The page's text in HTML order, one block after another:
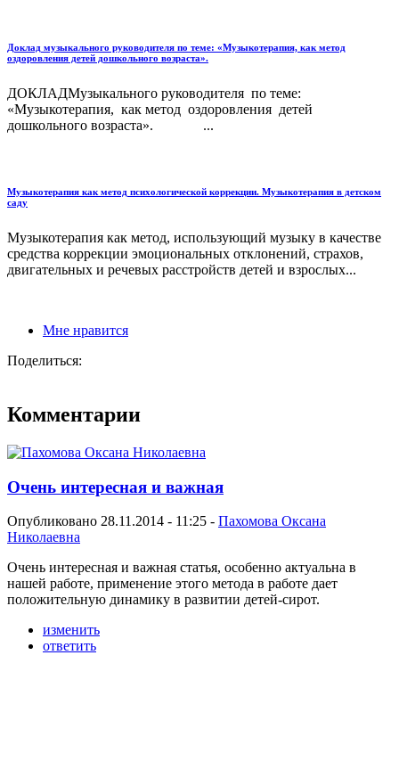
Доклад музыкального руководителя по теме: «Музыкотерапия, как метод
оздоровления детей дошкольного возраста».
ДОКЛАДМузыкального руководителя по теме:
«Музыкотерапия, как метод оздоровления детей
дошкольного возраста». ...
Музыкотерапия как метод психологической коррекции. Музыкотерапия в детском
саду
Музыкотерапия как метод, использующий музыку в качестве
средства коррекции эмоциональных отклонений, страхов,
двигательных и речевых расстройств детей и взрослых...
Мне нравится
Поделиться:
Комментарии
Очень интересная и важная
Опубликовано 28.11.2014 - 11:25 - Пахомова Оксана
Николаевна
Очень интересная и важная статья, особенно актуальна в
нашей работе, применение этого метода в работе дает
положительную динамику в развитии детей-сирот.
изменить
ответить